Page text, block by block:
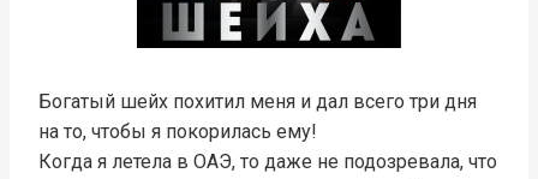
Богатый шейх похитил меня и дал всего три дня
на то, чтобы я покорилась ему!
Когда я летела в ОАЭ, то даже не подозревала, что